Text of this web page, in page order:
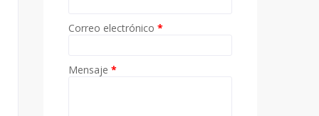
Correo electrónico *
Mensaje *